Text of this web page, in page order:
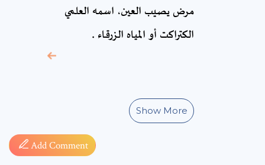
مرض يصيب العين، اسمه العلمي
الكتراكت أو المياه الزرقاء .
Show More
Add Comment